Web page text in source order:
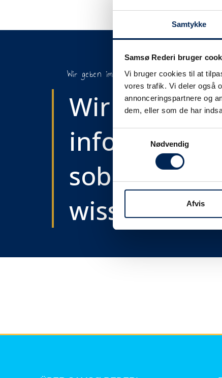
Samtykke
Samsø Rederi bruger
Vi bruger cookies til at
vores trafik. Vi deler også
annonceringspartnere og
dem, eller som de har
Nødvendig
Afvis
Wir geben immer Bescheid
Wir werden
informieren,
sobald wir
wissen....